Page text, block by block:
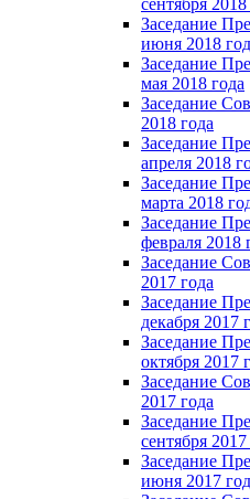
Заседание
июня 2018
Заседание
мая 2018 года
Заседание
2018 года
Заседание
апреля 2018
Заседание
марта 2018
Заседание
февраля 2018
Заседание
2017 года
Заседание
декабря 2017
Заседание
октября 2017
Заседание
2017 года
Заседание
сентября 2017
Заседание
июня 2017